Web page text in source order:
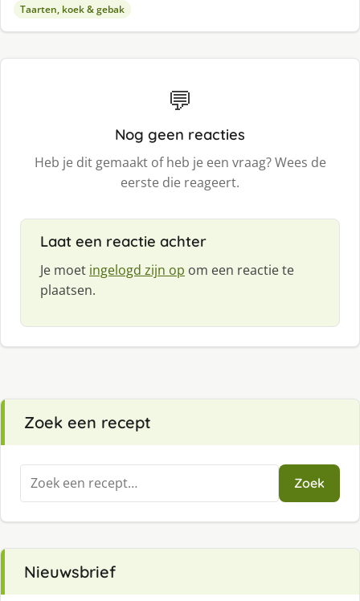
Taarten, koek & gebak
💬
Nog geen reacties
Heb je dit gemaakt of heb je een vraag? Wees de
eerste die reageert.
Laat een reactie achter
Je moet ingelogd zijn op om een reactie te
plaatsen.
Zoek een recept
Zoeken
naar:
Zoek
Nieuwsbrief